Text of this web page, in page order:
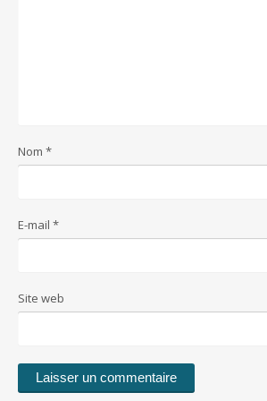
Nom *
E-mail *
Site web